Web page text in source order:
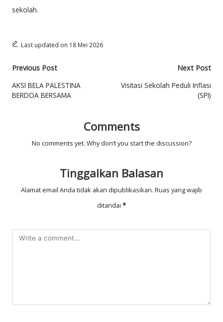
sekolah.
Last updated on 18 Mei 2026
Post
navigation
Previous Post
AKSI BELA PALESTINA
BERDOA BERSAMA
Next Post
Visitasi Sekolah Peduli Inflasi
(SPI)
Comments
No comments yet. Why don’t you start the discussion?
Tinggalkan Balasan
Alamat email Anda tidak akan dipublikasikan. Ruas yang wajib
ditandai *